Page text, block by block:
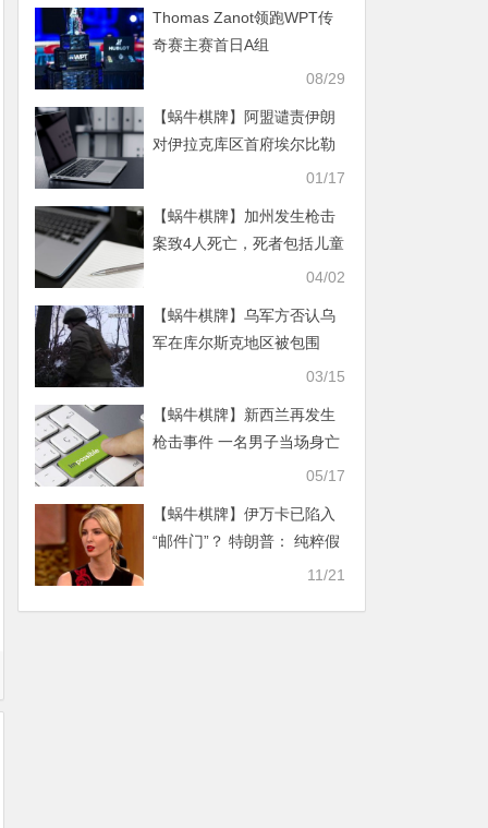
Thomas Zanot领跑WPT传
奇赛主赛首日A组
08/29
【蜗牛棋牌】阿盟谴责伊朗
对伊拉克库区首府埃尔比勒
01/17
【蜗牛棋牌】加州发生枪击
案致4人死亡，死者包括儿童
04/02
【蜗牛棋牌】乌军方否认乌
军在库尔斯克地区被包围
03/15
【蜗牛棋牌】新西兰再发生
枪击事件 一名男子当场身亡
05/17
【蜗牛棋牌】伊万卡已陷入
“邮件门”？ 特朗普： 纯粹假
11/21